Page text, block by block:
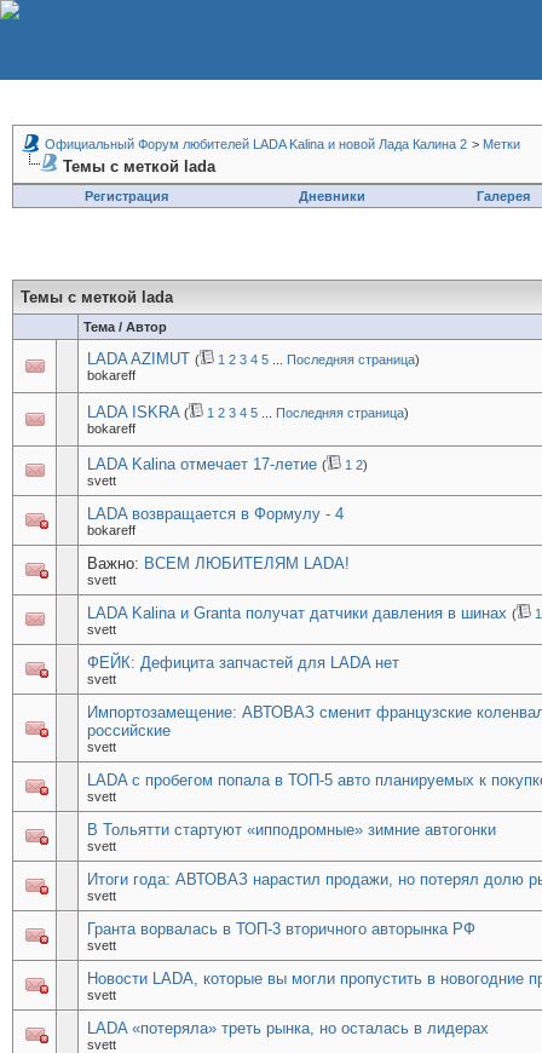
Официальный Форум любителей LADA Kalina и новой Лада Калина 2 > Метки
Темы с меткой lada
Регистрация Дневники Галерея
Темы с меткой lada
Тема / Автор
LADA AZIMUT ( 1 2 3 4 5 Последняя страница)
bokareff
LADA ISKRA ( 1 2 3 4 5 Последняя страница)
bokareff
LADA Kalina отмечает 17-летие ( 1 2)
svett
LADA возвращается в Формулу - 4
bokareff
Важно: ВСЕМ ЛЮБИТЕЛЯМ LADA!
svett
LADA Kalina и Granta получат датчики давления в шинах (
1
svett
ФЕЙК: Дефицита запчастей для LADA нет
svett
Импортозамещение: АВТОВАЗ сменит французские
российские
svett
LADA с пробегом попала в ТОП-5 авто планируемых к
svett
В Тольятти стартуют «ипподромные» зимние автогонки
svett
Итоги года: АВТОВАЗ нарастил продажи, но потерял долю
svett
Гранта ворвалась в ТОП-3 вторичного авторынка РФ
svett
Новости LADA, которые вы могли пропустить в новогодние
svett
LADA «потеряла» треть рынка, но осталась в лидерах
svett